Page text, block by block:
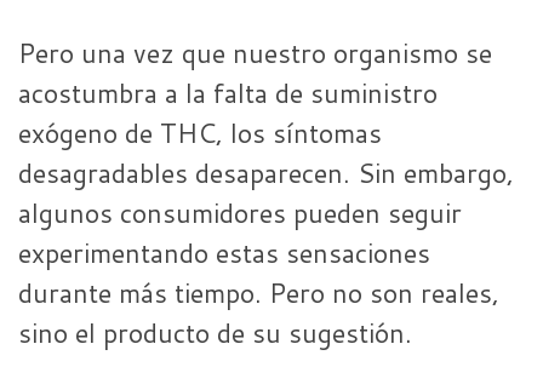
Pero una vez que nuestro organismo se
acostumbra a la falta de suministro
exógeno de THC, los síntomas
desagradables desaparecen. Sin embargo,
algunos consumidores pueden seguir
experimentando estas sensaciones
durante más tiempo. Pero no son reales,
sino el producto de su sugestión.